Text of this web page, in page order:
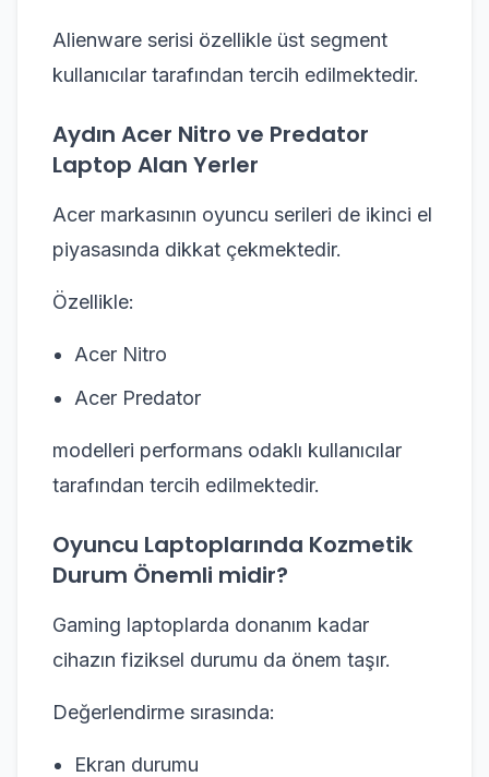
Alienware serisi özellikle üst segment
kullanıcılar tarafından tercih edilmektedir.
Aydın Acer Nitro ve Predator
Laptop Alan Yerler
Acer markasının oyuncu serileri de ikinci el
piyasasında dikkat çekmektedir.
Özellikle:
Acer Nitro
Acer Predator
modelleri performans odaklı kullanıcılar
tarafından tercih edilmektedir.
Oyuncu Laptoplarında Kozmetik
Durum Önemli midir?
Gaming laptoplarda donanım kadar
cihazın fiziksel durumu da önem taşır.
Değerlendirme sırasında:
Ekran durumu